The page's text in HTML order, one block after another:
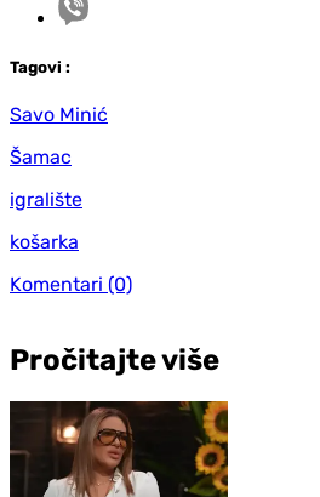
Tagovi :
Savo Minić
Šamac
igralište
košarka
Komentari (0)
Pročitajte više